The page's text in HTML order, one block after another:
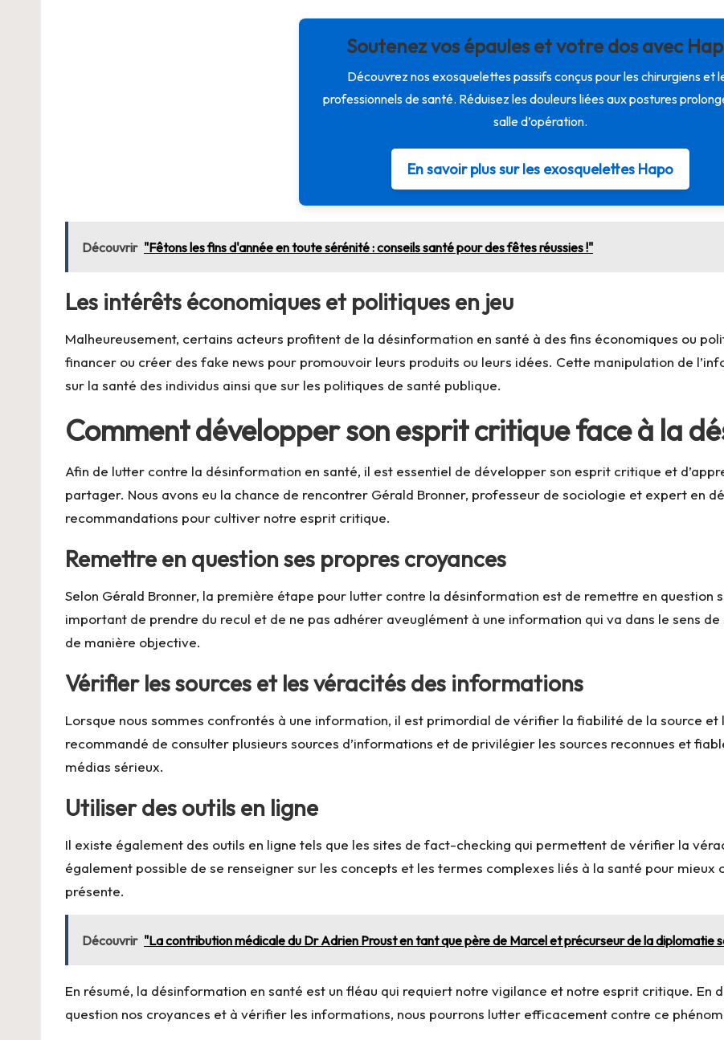
Soutenez vos épaules et votre dos avec
Découvrez nos exosquelettes passifs conçus pour les chirurgiens et
professionnels de santé. Réduisez les douleurs liées aux postures
salle d’opération.
En savoir plus sur les exosquelettes Hapo
Découvrir "Fêtons les fins d'année en toute sérénité : conseils santé pour des fêtes réussies !"
Les intérêts économiques et politiques en jeu
Malheureusement, certains acteurs profitent de la désinformation en santé à des fins économiques ou
financer ou créer des fake news pour promouvoir leurs produits ou leurs idées. Cette manipulation de
sur la santé des individus ainsi que sur les politiques de santé publique.
Comment développer son esprit critique face à la
Afin de lutter contre la désinformation en santé, il est essentiel de développer son esprit critique et
partager. Nous avons eu la chance de rencontrer Gérald Bronner, professeur de sociologie et expert en
recommandations pour cultiver notre esprit critique.
Remettre en question ses propres croyances
Selon Gérald Bronner, la première étape pour lutter contre la désinformation est de remettre en question
important de prendre du recul et de ne pas adhérer aveuglément à une information qui va dans le sens
de manière objective.
Vérifier les sources et les véracités des informations
Lorsque nous sommes confrontés à une information, il est primordial de vérifier la fiabilité de la source
recommandé de consulter plusieurs sources d’informations et de privilégier les sources reconnues et
médias sérieux.
Utiliser des outils en ligne
Il existe également des outils en ligne tels que les sites de fact-checking qui permettent de vérifier la
également possible de se renseigner sur les concepts et les termes complexes liés à la santé pour mieux
présente.
Découvrir "La contribution médicale du Dr Adrien Proust en tant que père de Marcel et précurseur de la diplomatie
En résumé, la désinformation en santé est un fléau qui requiert notre vigilance et notre esprit critique. En
question nos croyances et à vérifier les informations, nous pourrons lutter efficacement contre ce